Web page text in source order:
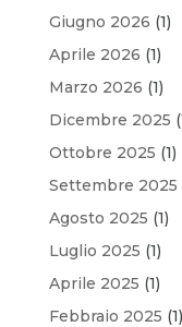
Giugno 2026 (1)
Aprile 2026 (1)
Marzo 2026 (1)
Dicembre 2025
Ottobre 2025 (1)
Settembre 2025
Agosto 2025 (1)
Luglio 2025 (1)
Aprile 2025 (1)
Febbraio 2025 (1)